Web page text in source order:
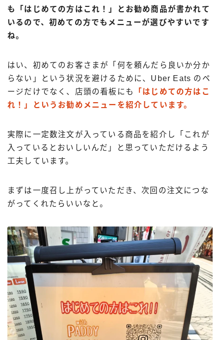
も「はじめての方はこれ！」とお勧め商品が書かれて
いるので、初めての方でもメニューが選びやすいです
ね。
はい、初めてのお客さまが「何を頼んだら良いか分か
らない」という状況を避けるために、Uber Eats のペ
ージだけでなく、店頭の看板にも
「はじめての方はこ
れ！」というお勧めメニューを紹介しています。
実際に一定数注文が入っている商品を紹介し「これが
入っているとおいしいんだ」と思っていただけるよう
工夫しています。
まずは一度召し上がっていただき、次回の注文につな
がってくれたらいいなと。